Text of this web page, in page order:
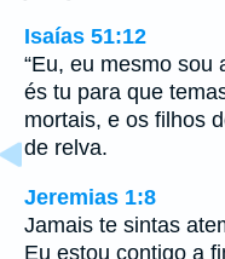
Isaías 51:12
“Eu, eu mesmo sou
és tu para que
mortais, e os filhos
de relva.
Jeremias 1:8
Jamais te sintas
Eu estou contigo a